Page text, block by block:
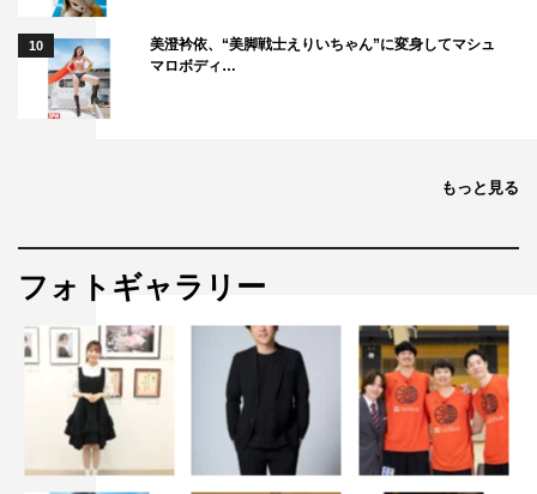
10
美澄衿依、“美脚戦士えりいちゃん”に変身してマシュ
マロボディ…
もっと見る
フォトギャラリー